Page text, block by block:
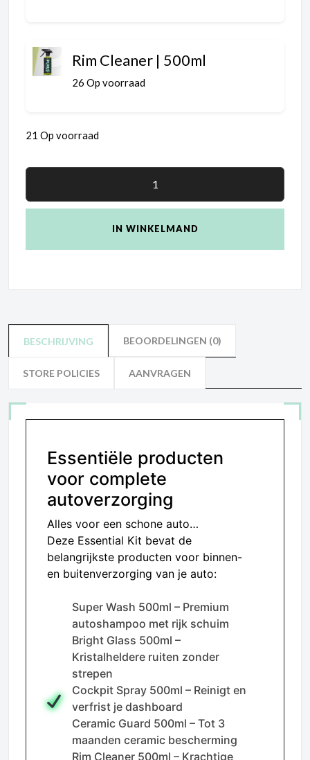
Rim Cleaner | 500ml
26 Op voorraad
21 Op voorraad
IN WINKELMAND
BESCHRIJVING BEOORDELINGEN (0)
STORE POLICIES AANVRAGEN
Essentiële producten
voor complete
autoverzorging
Alles voor een schone auto…
Deze Essential Kit bevat de
belangrijkste producten voor binnen-
en buitenverzorging van je auto:
Super Wash 500ml – Premium
autoshampoo met rijk schuim
Bright Glass 500ml –
Kristalheldere ruiten zonder
strepen
Cockpit Spray 500ml – Reinigt en
verfrist je dashboard
Ceramic Guard 500ml – Tot 3
maanden ceramic bescherming
Rim Cleaner 500ml – Krachtige